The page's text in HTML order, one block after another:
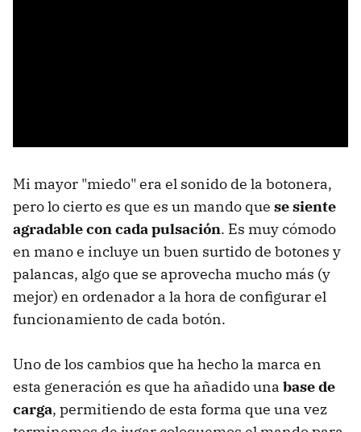
Mi mayor "miedo" era el sonido de la botonera,
pero lo cierto es que es un mando que se siente
agradable con cada pulsación. Es muy cómodo
en mano e incluye un buen surtido de botones y
palancas, algo que se aprovecha mucho más (y
mejor) en ordenador a la hora de configurar el
funcionamiento de cada botón.
Uno de los cambios que ha hecho la marca en
esta generación es que ha añadido una base de
carga, permitiendo de esta forma que una vez